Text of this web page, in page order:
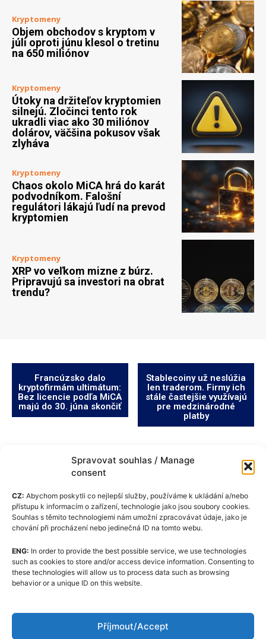
Spravovat souhlas / Manage
consent
CZ: Abychom poskytli co nejlepší služby, používáme k ukládání a/nebo
přístupu k informacím o zařízení, technologie jako jsou soubory cookies.
Souhlas s těmito technologiemi nám umožní zpracovávat údaje, jako je
chování při procházení nebo jedinečná ID na tomto webu.
ENG: In order to provide the best possible service, we use technologies
such as cookies to store and/or access device information. Consenting to
these technologies will allow us to process data such as browsing
behavior or a unique ID on this website.
Příjmout/Accept
Kryptomeny
Objem obchodov s kryptom v
júli oproti júnu klesol o tretinu
na 650 miliónov
Kryptomeny
Útoky na držiteľov kryptomien
silnejú. Zločinci tento rok
ukradli viac ako 30 miliónov
dolárov, väčšina pokusov však
zlyháva
Kryptomeny
Chaos okolo MiCA hrá do karát
podvodníkom. Falošní
regulátori lákajú ľudí na prevod
kryptomien
Kryptomeny
XRP vo veľkom mizne z búrz.
Pripravujú sa investori na obrat
trendu?
Francúzsko dalo
kryptofirmám ultimátum:
Bez licencie podľa MiCA
majú do 30. júna skončiť
Stablecoiny už neslúžia
len traderom. Firmy ich
stále častejšie využívajú
pre medzinárodné
platby
Zásady používania súborov cookie (EÚ)
GDPR
Redakčný kódex